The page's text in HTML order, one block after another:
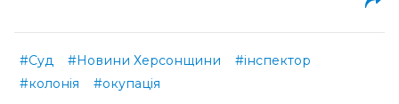
#Суд #Новини Херсонщини
#інспектор
#колонія
#окупація